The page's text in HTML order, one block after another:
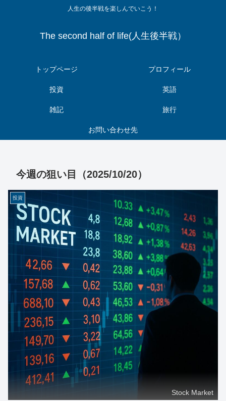
人生の後半戦を楽しんでいこう！
The second half of life(人生後半戦）
トップページ プロフィール
投資 英語
雑記 旅行
お問い合わせ先
今週の狙い目（2025/10/20）
投資
Stock Market